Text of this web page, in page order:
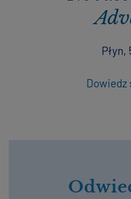
Płyn,
Dowiedz